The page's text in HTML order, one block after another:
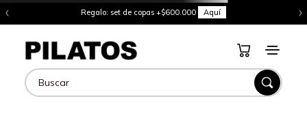
‹ Regalo: set de copas +$600.000 Aquí ›
Buscar